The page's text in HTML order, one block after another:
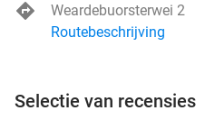
Weardebuorsterwei 2
Routebeschrijving
Selectie van recensies